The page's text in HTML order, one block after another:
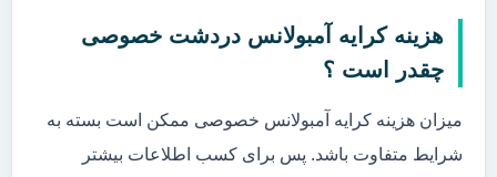
هزینه کرایه آمبولانس دردشت خصوصی
چقدر است ؟
میزان هزینه کرایه آمبولانس خصوصی ممکن است بسته به
شرایط متفاوت باشد. پس برای کسب اطلاعات بیشتر